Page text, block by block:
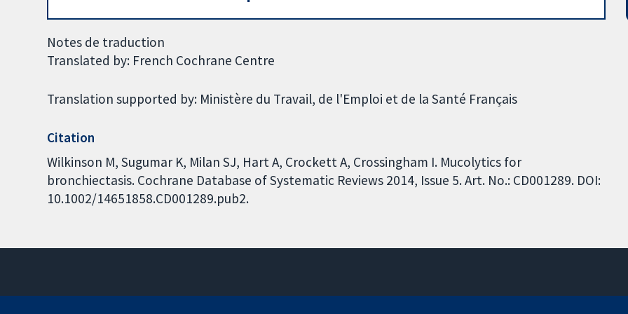
Notes de traduction
Translated by: French Cochrane Centre
Translation supported by: Ministère du Travail, de l'Emploi et de la Santé Français
Citation
Wilkinson M, Sugumar K, Milan SJ, Hart A, Crockett A, Crossingham I. Mucolytics for
bronchiectasis. Cochrane Database of Systematic Reviews 2014, Issue 5. Art. No.: CD001289. DOI:
10.1002/14651858.CD001289.pub2.